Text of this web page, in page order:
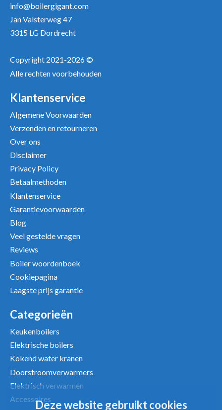
Uw beoordeling
info@boilergigant.com
Jan Valsterweg 47
3315 LG Dordrecht
Copyright 2021-2026 ©
Alle rechten voorbehouden
Klantenservice
Algemene Voorwaarden
Verzenden en retourneren
Over ons
Disclaimer
Privacy Policy
Betaalmethoden
Klantenservice
Garantievoorwaarden
Blog
Veel gestelde vragen
Reviews
Boiler woordenboek
Cookiepagina
Laagste prijs garantie
Categorieën
Keukenboilers
Elektrische boilers
Kokend water kranen
Doorstroomverwarmers
Elektrisch verwarmen
AccessoiresDeze website gebruikt cookies